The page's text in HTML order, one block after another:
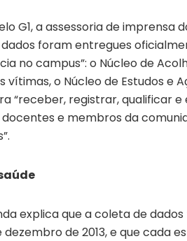
G1, a assessoria de imprensa
foram entregues
no campus”: o Núcleo de
vítimas, o Núcleo de Estudos e
“receber, registrar, qualificar
docentes e membros da
explica que a coleta de
de 2013, e que cada